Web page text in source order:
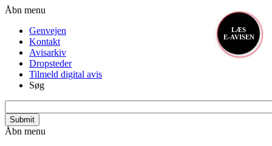
Gå
hovedindhold
Header
Åbn menu
Genvejen
Kontakt
Avisarkiv
Dropsteder
Tilmeld digital avis
Søg
Primær
Åbn menu
LÆS
E-AVISEN